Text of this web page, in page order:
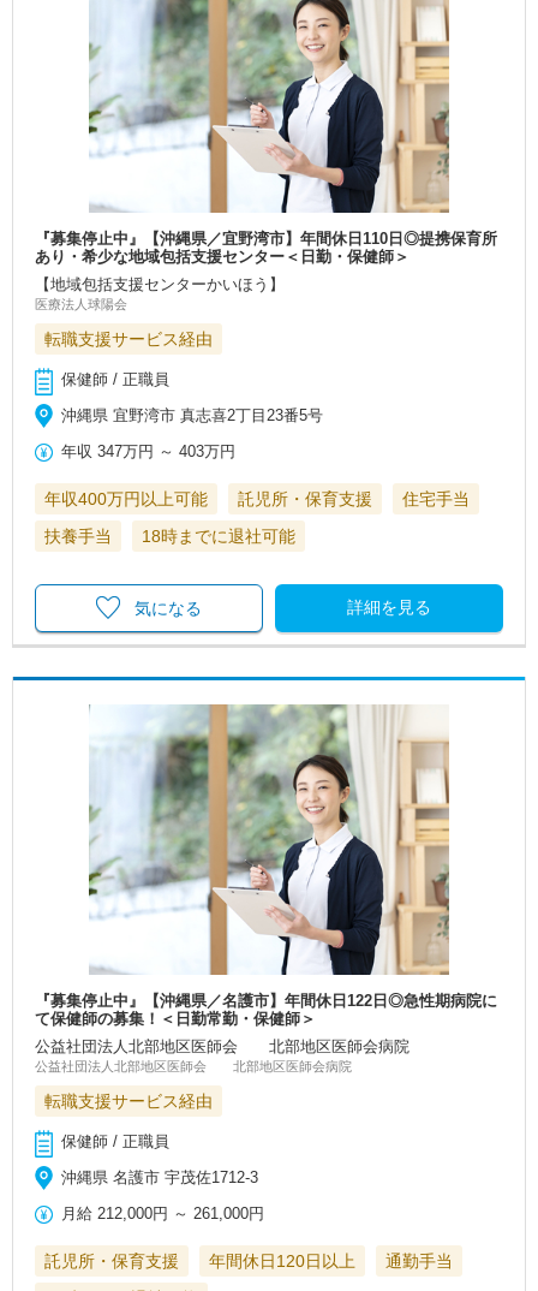
『募集停止中』【沖縄県／宜野湾市】年間休日110日◎提携保育所
あり・希少な地域包括支援センター＜日勤・保健師＞
【地域包括支援センターかいほう】
医療法人球陽会
転職支援サービス経由
保健師 / 正職員
沖縄県 宜野湾市 真志喜2丁目23番5号
年収 347万円 ～403万円
年収400万円以上可能 託児所・保育支援
住宅手当
扶養手当
18時までに退社可能
詳細を見る
気になる
『募集停止中』【沖縄県／名護市】年間休日122日◎急性期病院に
て保健師の募集！＜日勤常勤・保健師＞
公益社団法人北部地区医師会 北部地区医師会病院
公益社団法人北部地区医師会 北部地区医師会病院
転職支援サービス経由
保健師 / 正職員
沖縄県 名護市 宇茂佐1712-3
月給 212,000円 ～261,000円
託児所・保育支援 年間休日120日以上
通勤手当